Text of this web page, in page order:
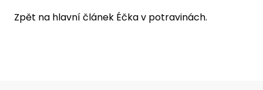
Zpět na hlavní článek Éčka v potravinách.